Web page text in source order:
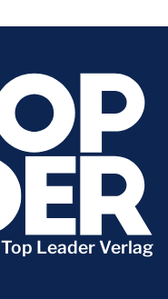
Top Leader Verlag